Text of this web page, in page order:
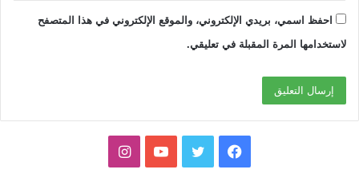
احفظ اسمي، بريدي الإلكتروني، والموقع الإلكتروني في هذا المتصفح
لاستخدامها المرة المقبلة في تعليقي.